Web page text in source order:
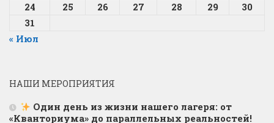
24
25 26 27 28 29
30
31
« Июл
НАШИ МЕРОПРИЯТИЯ
Один день из жизни нашего лагеря: от
«Кванториума» до параллельных реальностей!